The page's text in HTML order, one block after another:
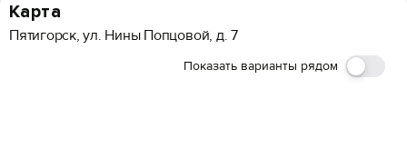
Карта
Пятигорск, ул. Нины Попцовой, д. 7
Показать варианты рядом